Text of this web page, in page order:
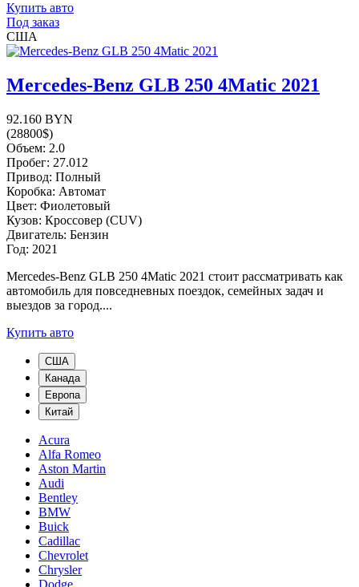
Купить авто
Под заказ
США
Mercedes-Benz GLB 250 4Matic 2021
92.160 BYN
(28800$)
Объем: 2.0
Пробег: 27.012
Привод: Полный
Коробка: Автомат
Цвет: Фиолетовый
Кузов: Кроссовер (CUV)
Двигатель: Бензин
Год: 2021
Mercedes-Benz GLB 250 4Matic 2021 стоит рассматривать как
автомобиль для повседневных поездок, семейных задач и
выездов за город....
Купить авто
США
Канада
Европа
Китай
Acura
Alfa Romeo
Aston Martin
Audi
Bentley
BMW
Buick
Cadillac
Chevrolet
Chrysler